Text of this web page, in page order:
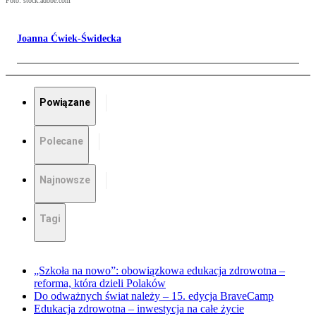
Joanna Ćwiek-Świdecka
Powiązane
Polecane
Najnowsze
Tagi
„Szkoła na nowo”: obowiązkowa edukacja zdrowotna –
reforma, która dzieli Polaków
Do odważnych świat należy – 15. edycja BraveCamp
Edukacja zdrowotna – inwestycja na całe życie